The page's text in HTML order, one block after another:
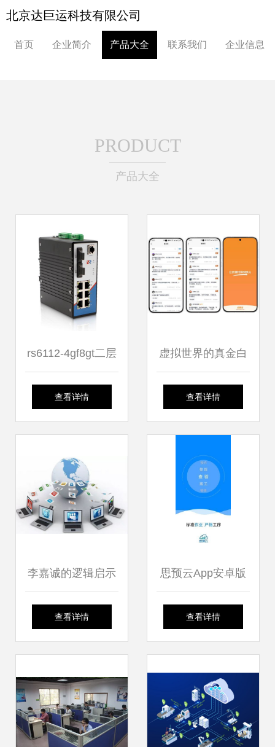
北京达巨运科技有限公司
首页 企业简介 产品大全 联系我们 企业信息
PRODUCT
产品大全
rs6112-4gf8gt二层
网管工业以太网工
网管交换机 -
查看详情
虚拟世界的真金白
银 网络游戏赚钱与
探析
查看详情
李嘉诚的逻辑启示
物流业的下一个核
查看详情
思预云App安卓版
免费下载 最新
络技术新体验
查看详情